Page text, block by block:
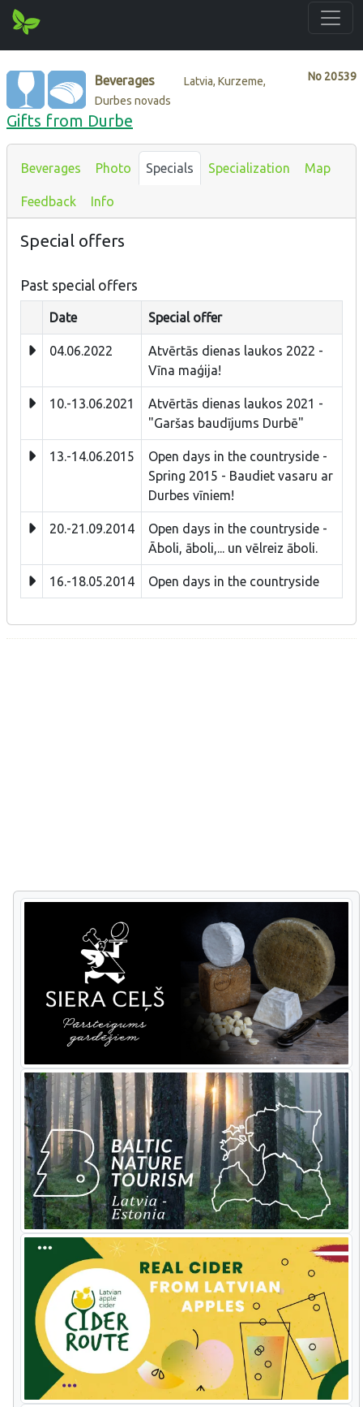
No 20539
Beverages
Latvia, Kurzeme,
Durbes novads
Gifts from Durbe
Beverages Photo Specials Specialization Map
Feedback Info
Special offers
Past special offers
Date Special offer
04.06.2022
Atvērtās dienas laukos 2022 -
Vīna maģija!
10.-13.06.2021
Atvērtās dienas laukos 2021 -
"Garšas baudījums Durbē"
13.-14.06.2015
Open days in the countryside -
Spring 2015 - Baudiet vasaru ar
Durbes vīniem!
20.-21.09.2014
Open days in the countryside -
Āboli, āboli,... un vēlreiz āboli.
16.-18.05.2014 Open days in the countryside